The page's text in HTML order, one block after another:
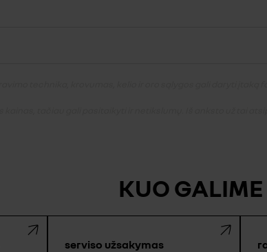
KUO
serviso užsakymas